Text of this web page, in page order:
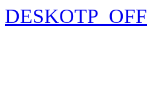
DESKOTP_OFF